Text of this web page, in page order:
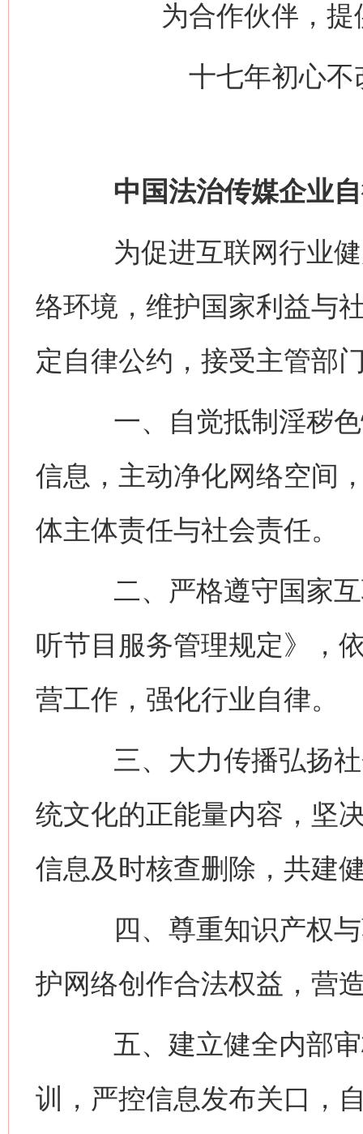
为合作伙伴，
十七年初心
中国法治传媒企业自
为促进互联网行业健
络环境，维护国家利益与
定自律公约，接受主管部
一、自觉抵制淫秽色
信息，主动净化网络空间
体主体责任与社会责任。
二、严格遵守国家互
听节目服务管理规定》，
营工作，强化行业自律。
三、大力传播弘扬社
统文化的正能量内容，坚
信息及时核查删除，共建
四、尊重知识产权与
护网络创作合法权益，营
五、建立健全内部审
训，严控信息发布关口，